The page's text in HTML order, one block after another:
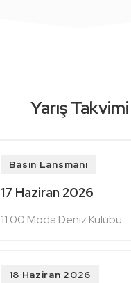
Yarış Takvimi
Basın Lansmanı
17 Haziran 2026
11:00 Moda Deniz Kulübü
18 Haziran 2026